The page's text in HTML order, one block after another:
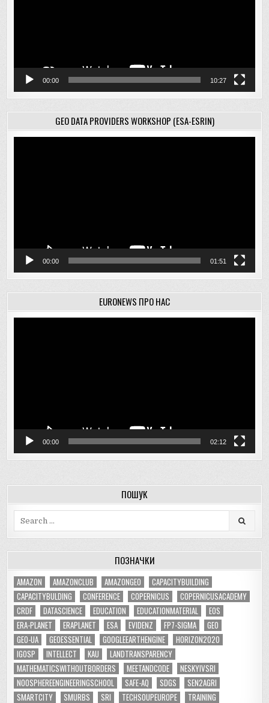
00:00 10:27
GEO DATA PROVIDERS WORKSHOP (ESA-ESRIN)
00:00 01:51
EURONEWS ПРО НАС
00:00 02:12
ПОШУК
ПОЗНАЧКИ
AMAZON AMAZONCLUB AMAZONGEO
CAPACITYBUILDING
CAPACITYBULDING
CONFERENCE COPERNICUS
COPERNICUSACADEMY
CRDF
DATASCIENCE EDUCATION EDUCATIONMATERIAL
EOS
ERA-PLANET
ERAPLANET ESA EVIDENZ FP7-SIGMA
GEO
GEO-UA
GEOESSENTIAL GOOGLEEARTHENGINE
HORIZON2020
IGOSP
INTELLECT KAU
LANDTRANSPARENCY
MATHEMATICSWITHOUTBORDERS
MEETANDCODE
NESKYIVSRI
NOOSPHEREENGINEERINGSCHOOL
SAFE-AQ SDGS
SEN2AGRI
SMARTCITY
SMURBS SRI TECHSOUPEUROPE TRAINING